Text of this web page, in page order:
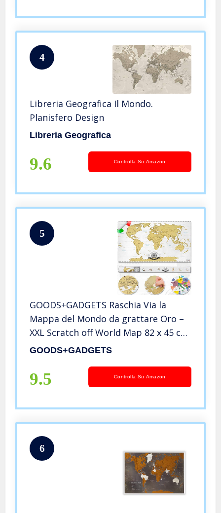
4
Libreria Geografica Il Mondo.
Planisfero Design
Libreria Geografica
9.6 Controlla Su Amazon
5
GOODS+GADGETS Raschia Via la
Mappa del Mondo da grattare Oro –
XXL Scratch off World Map 82 x 45 cm
– graffio Mappa Deluxe murale a
GOODS+GADGETS
9.5 Controlla Su Amazon
6